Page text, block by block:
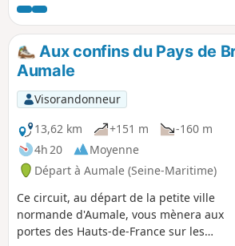
seulement de plusieurs châteaux et
monuments religieux, mais aussi celle
des villages traversés. Le vieux centre
d'Aumale, avec sa mairie et sa
majestueuse église, méritent aussi une
petite flânerie supplémentaire.
Aux confins du Pays de
Aumale
Visorandonneur
13,62 km
+151 m
-160 m
4h 20
Moyenne
Départ à Aumale (Seine-Maritime)
Ce circuit, au départ de la petite ville
normande d'Aumale, vous mènera aux
portes des Hauts-de-France sur les